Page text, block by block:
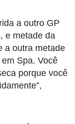
a outro GP
e metade da
a outra metade
Spa. Você
porque você